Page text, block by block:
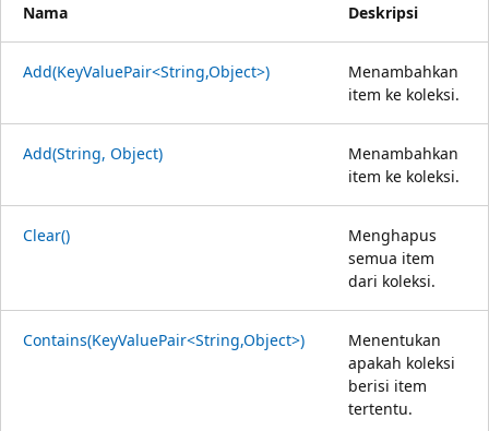
Nama Deskripsi
Add(KeyValuePair<String,Object>)
Menambahkan
item ke koleksi.
Add(String, Object)
Menambahkan
item ke koleksi.
Clear()
Menghapus
semua item
dari koleksi.
Contains(KeyValuePair<String,Object>)
Menentukan
apakah koleksi
berisi item
tertentu.